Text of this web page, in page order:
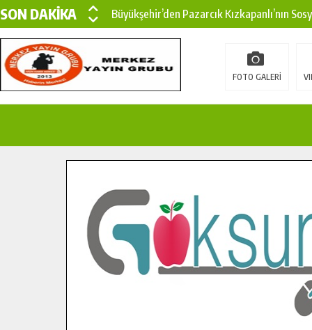
SON DAKİKA
Büyükşehir’den Pazarcık Kızkapanlı’nın
Büyükşehir’den Pazarcık Kırsalına Modern
Çin’den KSÜ’ye Uluslararası Başarı:
İlçe Jandarma Komutanı Karakaya’dan
Bertiz’in Yeni Köprüsünde Sona Doğru.
FOTO GALERİ